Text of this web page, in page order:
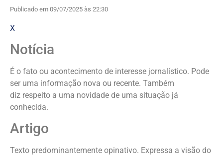
Publicado em 09/07/2025 às 22:30
X
Notícia
É o fato ou acontecimento de interesse jornalístico. Pode
ser uma informação nova ou recente. Também
diz respeito a uma novidade de uma situação já
conhecida.
Artigo
Texto predominantemente opinativo. Expressa a visão do